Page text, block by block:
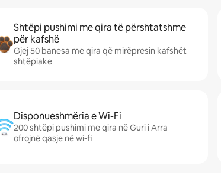
Shtëpi pushimi me qira të përshtatshme
për kafshë
Gjej 50 banesa me qira që mirëpresin kafshët
shtëpiake
Disponueshmëria e Wi-Fi
200 shtëpi pushimi me qira në Guri i Arra
ofrojnë qasje në wi-fi